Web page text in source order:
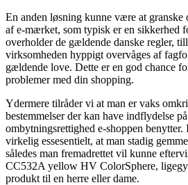
En anden løsning kunne være at granske
af e-mærket, som typisk er en sikkerhed
overholder de gældende danske regler,
virksomheden hyppigt overvåges af
gældende love. Dette er en god chance
problemer med din shopping.
Ydermere tilråder vi at man er vaks
bestemmelser der kan have indflydelse
ombytningsrettighed e-shoppen benytter.
virkelig essesentielt, at man stadig
således man fremadrettet vil kunne
CC532A yellow HV ColorSphere,
produkt til en herre eller dame.